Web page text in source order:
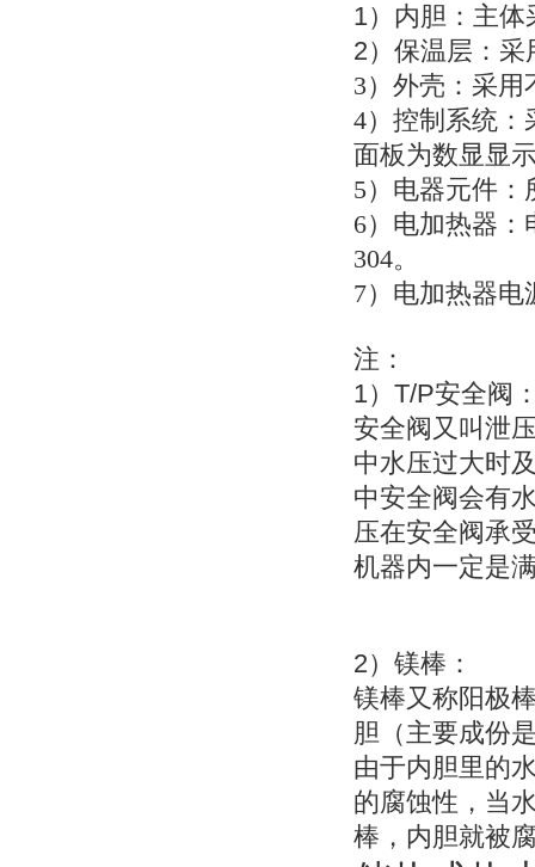
1） 内胆：主体
2） 保温层：采
3）外壳：采用
4）控制系统：
面板为数显显
5）电器元件
6）电加热器
304。
7）电加热器
注：
1） T/P安全阀
安全阀又叫 泄
中水压过大时
中安全阀会有
压在安全阀承
机器内一定是
2） 镁棒：
镁棒又称阳极
胆（主要成份
由于内胆里的
的腐蚀性，当
棒，内胆就被